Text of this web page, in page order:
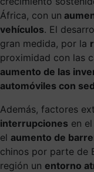
África, con un
vehículos. El
gran medida, por la
proximidad con las
aumento de las
automóviles con
Además, factores
interrupciones en
el aumento de
chinos por parte de
región un entorno